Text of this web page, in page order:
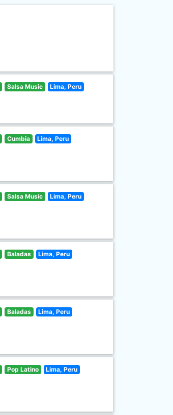
Salsa Music Lima, Peru
Cumbia Lima, Peru
Salsa Music Lima, Peru
Baladas Lima, Peru
Baladas Lima, Peru
Pop Latino Lima, Peru